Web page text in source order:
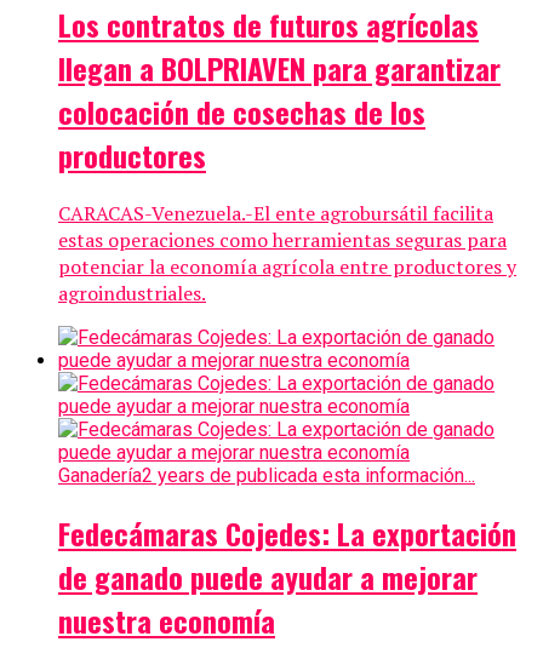
Los contratos de futuros agrícolas
llegan a BOLPRIAVEN para garantizar
colocación de cosechas de los
productores
CARACAS-Venezuela.-El ente agrobursátil facilita
estas operaciones como herramientas seguras para
potenciar la economía agrícola entre productores y
agroindustriales.
Ganadería2 years de publicada esta información...
Fedecámaras Cojedes: La exportación
de ganado puede ayudar a mejorar
nuestra economía